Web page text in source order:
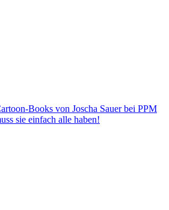
Books von Joscha Sauer bei PPM
sie einfach alle haben!